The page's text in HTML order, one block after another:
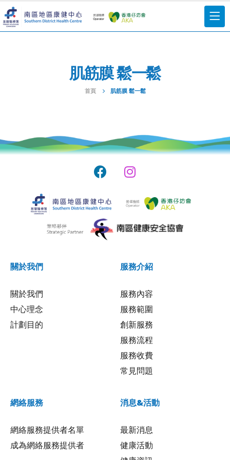
肌筋膜 鬆一鬆
首頁 肌筋膜 鬆一鬆
關於我們
關於我們
中心理念
計劃目的
服務介紹
服務內容
服務範圍
創新服務
服務流程
服務收費
常見問題
網絡服務
網絡服務提供者名單
成為網絡服務提供者
消息&活動
最新消息
健康活動